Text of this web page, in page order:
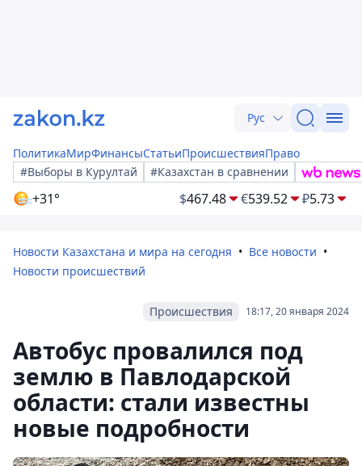
Рус
ПолитикаМирФинансыСтатьиПроисшествияПраво
#Выборы в Курултай
#Казахстан в сравнении
+31° $467.48 €539.52 ₽5.73
Новости Казахстана и мира на сегодня
Все новости
Новости происшествий
18:17, 20 января 2024
Происшествия
Автобус провалился под
землю в Павлодарской
области: стали известны
новые подробности